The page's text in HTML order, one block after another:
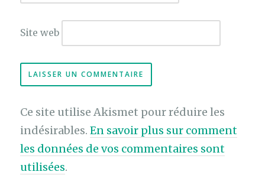
Site web
Ce site utilise Akismet pour réduire les
indésirables.En savoir plus sur comment
les données de vos commentaires sont
utilisées.